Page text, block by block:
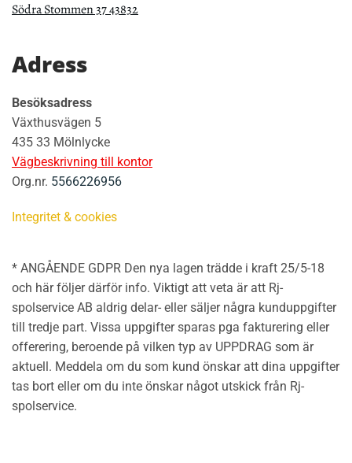
Södra Stommen 37 43832
Adress
Besöksadress
Växthusvägen 5
435 33 Mölnlycke
Vägbeskrivning till kontor
Org.nr. 5566226956
Integritet & cookies
* ANGÅENDE GDPR Den nya lagen trädde i kraft 25/5-18
och här följer därför info. Viktigt att veta är att Rj-
spolservice AB aldrig delar- eller säljer några kunduppgifter
till tredje part. Vissa uppgifter sparas pga fakturering eller
offerering, beroende på vilken typ av UPPDRAG som är
aktuell. Meddela om du som kund önskar att dina uppgifter
tas bort eller om du inte önskar något utskick från Rj-
spolservice.